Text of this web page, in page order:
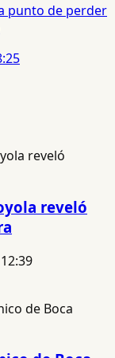
punto de perder
reveló